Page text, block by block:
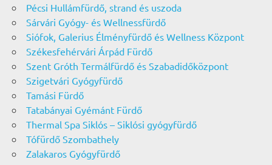
Pécsi Hullámfürdő, strand és uszoda
Sárvári Gyógy- és Wellnessfürdő
Siófok, Galerius Élményfürdő és Wellness Központ
Székesfehérvári Árpád Fürdő
Szent Gróth Termálfürdő és Szabadidőközpont
Szigetvári Gyógyfürdő
Tamási Fürdő
Tatabányai Gyémánt Fürdő
Thermal Spa Siklós – Siklósi gyógyfürdő
Tófürdő Szombathely
Zalakaros Gyógyfürdő